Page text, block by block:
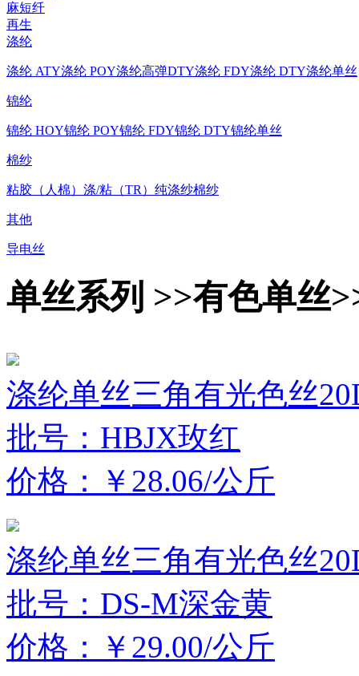
麻短纤
再生
涤纶
涤纶 ATY涤纶 POY涤纶高弹DTY涤纶 FDY涤纶 DTY涤纶单丝
锦纶
锦纶 HOY锦纶 POY锦纶 FDY锦纶 DTY锦纶单丝
棉纱
粘胶（人棉） 涤/粘（TR） 纯涤纱棉纱
其他
导电丝
单丝系列 >>有色单丝
涤纶单丝三角有光色丝
批号：HBJX玫红
价格：￥28.06/公斤
涤纶单丝三角有光色丝
批号：DS-M深金黄
价格：￥29.00/公斤